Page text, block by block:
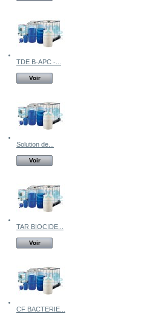
TDE B-APC -...
Voir
Solution de...
Voir
TAR BIOCIDE...
Voir
CF BACTERIE...